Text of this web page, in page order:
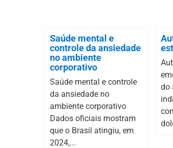
Saúde mental e
controle da ansiedade
no ambiente
corporativo
Saúde mental e controle
da ansiedade no
ambiente corporativo
Dados oficiais mostram
que o Brasil atingiu, em
2024,...
do